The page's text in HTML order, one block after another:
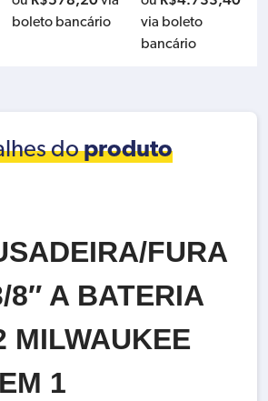
via boleto
via boleto
bancário
doproduto
FURA
8″ A BATERIA
MILWAUKEE
1